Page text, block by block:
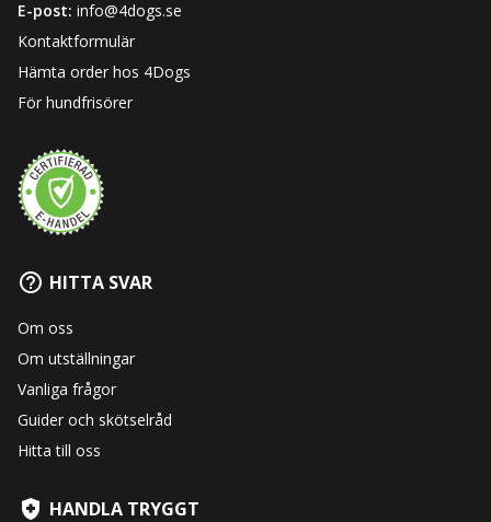
E-post: info@4dogs.se
Kontaktformulär
Hämta order hos 4Dogs
För hundfrisörer
HITTA SVAR
Om oss
Om utställningar
Vanliga frågor
Guider och skötselråd
Hitta till oss
HANDLA TRYGGT